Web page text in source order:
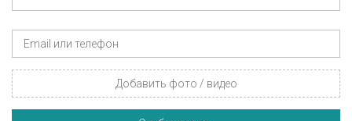
Добавить фото / видео